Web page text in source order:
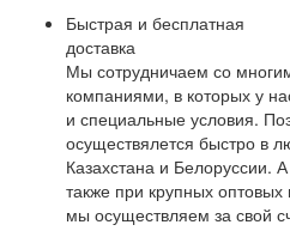
Быстрая и бесплатная
доставка
Мы сотрудничаем со
компаниями, в которых у
и специальные условия.
осуществялется быстро в
Казахстана и Белоруссии.
также при крупных оптовых
мы осуществляем за свой